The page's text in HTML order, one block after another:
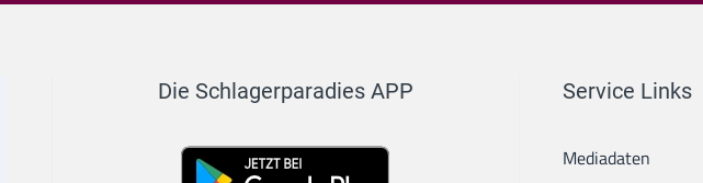
Die Schlagerparadies APP Service Links
Mediadaten